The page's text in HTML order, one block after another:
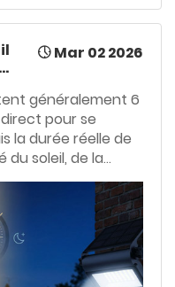
Mar 02 2026
généralement 6
pour se
la durée réelle de
soleil, de la
et du
en compte de
un éclairage
performance
tout au long de